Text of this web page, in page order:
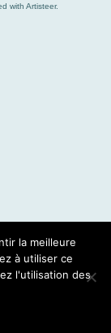
with Artisteer.
la meilleure
à utiliser ce
l'utilisation des